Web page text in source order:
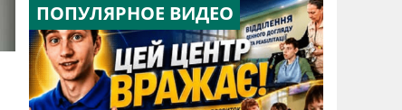
ПОПУЛЯРНОЕ ВИДЕО